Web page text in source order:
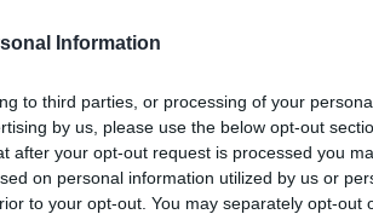
Information
to third parties, or processing of your
by us, please use the below opt-out
after your opt-out request is processed you
on personal information utilized by us or
to your opt-out. You may separately opt-out